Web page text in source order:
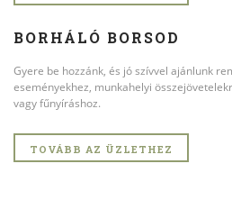
BORHÁLÓ BORSOD
Gyere be hozzánk, és jó szívvel ajánlunk
eseményekhez, munkahelyi
vagy fűnyíráshoz.
TOVÁBB AZ ÜZLETHEZ